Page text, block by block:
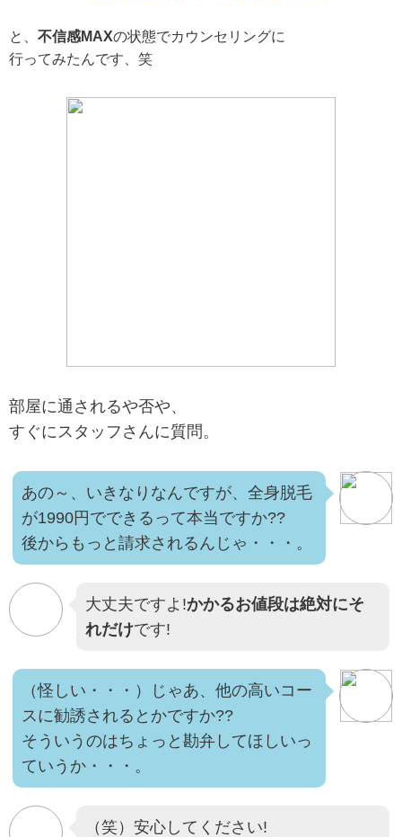
と、 不信感MAXの状態でカウンセリングに
行ってみたんです、笑
部屋に通されるや否や、
すぐにスタッフさんに質問。
あの～、いきなりなんですが、全身脱毛
が1990円でできるって本当ですか??
後からもっと請求されるんじゃ・・・。
大丈夫ですよ!かかるお値段は絶対にそ
れだけです!
（怪しい・・・）じゃあ、他の高いコー
スに勧誘されるとかですか??
そういうのはちょっと勘弁してほしいっ
ていうか・・・。
（笑）安心してください!